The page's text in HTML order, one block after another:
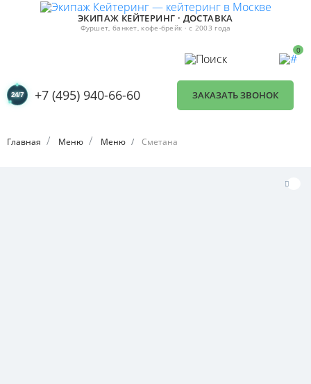
ЭКИПАЖ КЕЙТЕРИНГ · ДОСТАВКА
Фуршет, банкет, кофе-брейк · с 2003 года
0
+7 (495) 940-66-60 ЗАКАЗАТЬ ЗВОНОК
Главная Меню Меню Сметана